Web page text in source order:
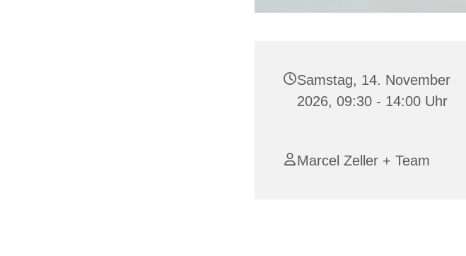
Samstag, 14. November
2026, 09:30 - 14:00 Uhr
Marcel Zeller + Team